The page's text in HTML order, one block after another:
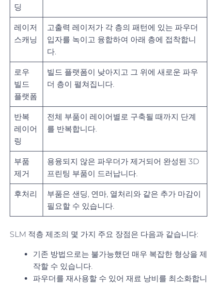
딩
레이저
스캐닝
고출력 레이저가 각 층의 패턴에 있는 파우더
입자를 녹이고 융합하여 아래 층에 접착합니
다.
로우
빌드
플랫폼
빌드 플랫폼이 낮아지고 그 위에 새로운 파우
더 층이 펼쳐집니다.
반복
레이어
링
전체 부품이 레이어별로 구축될 때까지 단계
를 반복합니다.
부품
제거
용융되지 않은 파우더가 제거되어 완성된 3D
프린팅 부품이 드러납니다.
후처리
부품은 샌딩, 연마, 열처리와 같은 추가 마감이
필요할 수 있습니다.
SLM 적층 제조의 몇 가지 주요 장점은 다음과 같습니다:
기존 방법으로는 불가능했던 매우 복잡한 형상을 제
작할 수 있습니다.
파우더를 재사용할 수 있어 재료 낭비를 최소화합니